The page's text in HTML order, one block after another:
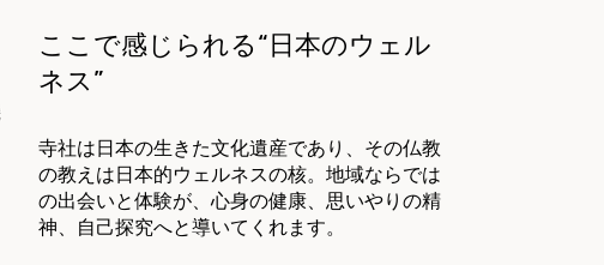
ここで感じられる“日本のウェル
ネス”
寺社は日本の生きた文化遺産であり、その仏教
の教えは日本的ウェルネスの核。地域ならでは
の出会いと体験が、心身の健康、思いやりの精
神、自己探究へと導いてくれます。